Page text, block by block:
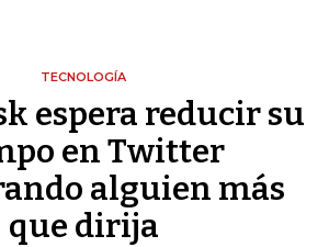
TECNOLOGÍA
espera reducir su
en Twitter
alguien más
que dirija